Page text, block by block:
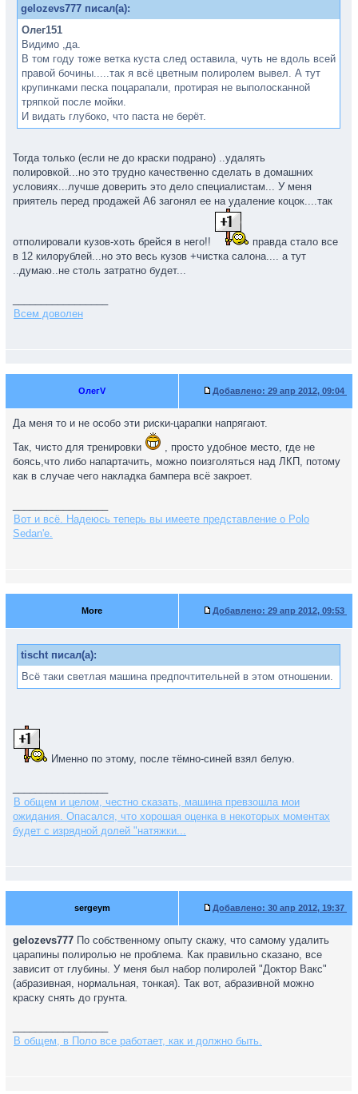
gelozevs777 писал(а):
Олег151
Видимо ,да.
В том году тоже ветка куста след оставила, чуть не вдоль всей
правой бочины.....так я всё цветным полиролем вывел. А тут
крупинками песка поцарапали, протирая не выполосканной
тряпкой после мойки.
И видать глубоко, что паста не берёт.
Тогда только (если не до краски подрано) ..удалять
полировкой...но это трудно качественно сделать в домашних
условиях...лучше доверить это дело специалистам... У меня
приятель перед продажей А6 загонял ее на удаление коцок....так
отполировали кузов-хоть брейся в него!!
правда стало все
в 12 килорублей...но это весь кузов +чистка салона.... а тут
..думаю..не столь затратно будет...
Всем доволен
ОлегV Добавлено: 29 апр 2012, 09:04
Да меня то и не особо эти риски-царапки напрягают.
Так, чисто для тренировки
, просто удобное место, где не
боясь,что либо напартачить, можно поизголяться над ЛКП, потому
как в случае чего накладка бампера всё закроет.
Вот и всё. Надеюсь теперь вы имеете представление о Polo
Sedan'е.
More Добавлено: 29 апр 2012, 09:53
tischt писал(а):
Всё таки светлая машина предпочтительней в этом отношении.
Именно по этому, после тёмно-синей взял белую.
В общем и целом, честно сказать, машина превзошла мои
ожидания. Опасался, что хорошая оценка в некоторых моментах
будет с изрядной долей "натяжки...
sergeym Добавлено: 30 апр 2012, 19:37
gelozevs777 По собственному опыту скажу, что самому удалить
царапины полиролью не проблема. Как правильно сказано, все
зависит от глубины. У меня был набор полиролей "Доктор Вакс"
(абразивная, нормальная, тонкая). Так вот, абразивной можно
краску снять до грунта.
В общем, в Поло все работает, как и должно быть.